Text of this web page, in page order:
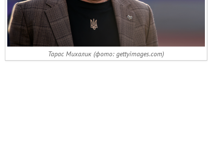
Тарас Михалик (фото: gettyimages.com)